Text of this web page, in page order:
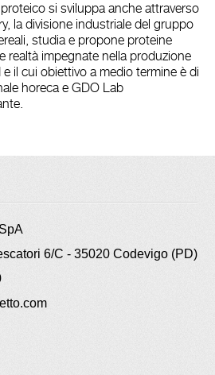
si sviluppa anche attraverso
, ladivisione industriale del gruppo
studia e propone proteine
realtà impegnate nella produzione
e il cui obiettivo a medio termine è di
horecae GDO Lab
6/C - 35020 Codevigo (PD)